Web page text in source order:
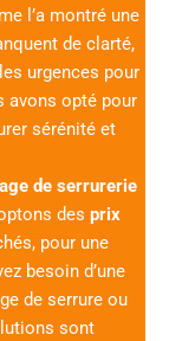
l’a montré une
de clarté,
urgences pour
avons opté pour
sérénité et
de serrurerie
des prix
pour une
besoin d’une
de serrure ou
sont